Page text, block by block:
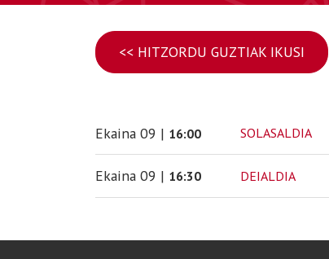
<< HITZORDU GUZTIAK IKUSI
Ekaina 09 | 16:00 SOLASALDIA
Ekaina 09 | 16:30 DEIALDIA